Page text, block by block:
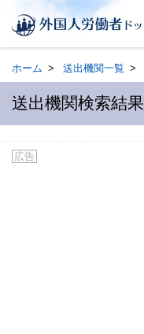
ホーム 送出機関一覧
送出機関検索結果
広告